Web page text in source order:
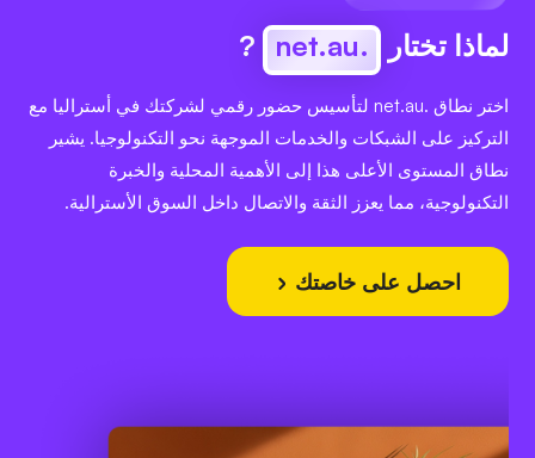
لماذا تختار .net.au
?
اختر نطاق .net.au لتأسيس حضور رقمي لشركتك في أستراليا مع
التركيز على الشبكات والخدمات الموجهة نحو التكنولوجيا. يشير
نطاق المستوى الأعلى هذا إلى الأهمية المحلية والخبرة
التكنولوجية، مما يعزز الثقة والاتصال داخل السوق الأسترالية.
احصل على خاصتك